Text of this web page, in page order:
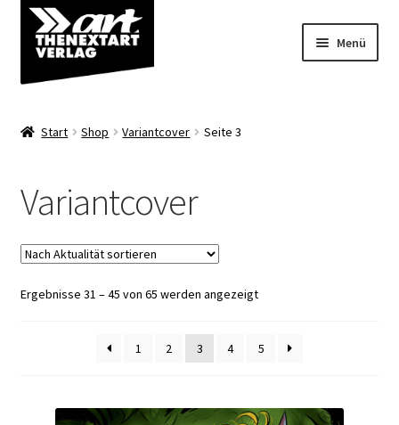
Zur
Navigation
springen
Zum
Inhalt
springen
Menü
Comics
Variantcover
Blank Sketch Cover
Artbooks/Alben/Bücher
Start Shop Variantcover Seite 3
Variantcover
Ergebnisse 31 – 45 von 65 werden angezeigtNach
1
2 3 4 5